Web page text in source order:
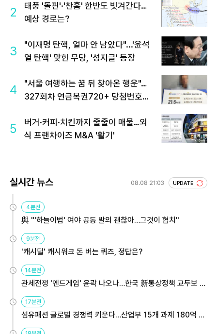
2
태풍 '돌핀'·'찬홈' 한반도 빗겨간다…
예상 경로는?
3
"이재명 탄핵, 얼마 안 남았다"...'윤석
열 탄핵' 맞힌 무당, '성지글' 등장
4
"서울 여행하는 꿈 뒤 찾아온 행운"…
327회차 연금복권720+ 당첨번호조
5
버거·커피·치킨까지 줄줄이 매물…외
식 프랜차이즈 M&A '활기'
실시간 뉴스 08.08 21:03 UPDATE
4분전
與 "'하늘이법' 여야 공동 발의 괜찮아…그것이 협치"
9분전
'캐시딜' 캐시워크 돈 버는 퀴즈, 정답은?
14분전
관세전쟁 '엔드게임' 윤곽 나오나…한국 新통상정책 교두보 활
용해야
17분전
섬유패션 글로벌 경쟁력 키운다…산업부 15개 과제 180억 지
원